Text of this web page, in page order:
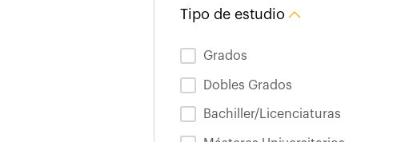
Tipo de estudio
Grados
Dobles Grados
Bachiller/Licenciaturas